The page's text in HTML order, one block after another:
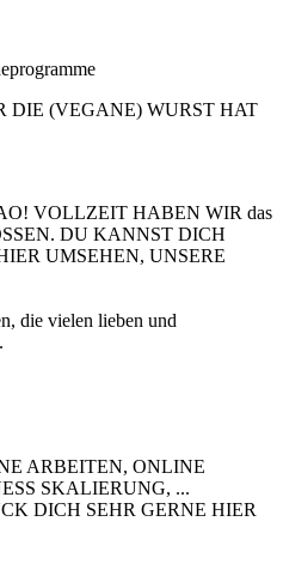
DIE (VEGANE) WURST HAT
VOLLZEIT HABEN WIR das
DU KANNST DICH
UMSEHEN, UNSERE
die vielen lieben und
ARBEITEN, ONLINE
SKALIERUNG, ...
DICH SEHR GERNE HIER